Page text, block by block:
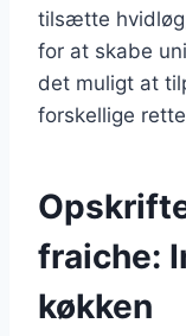
tilsætte
for at skabe
det muligt at
forskellige
fraiche:
køkken